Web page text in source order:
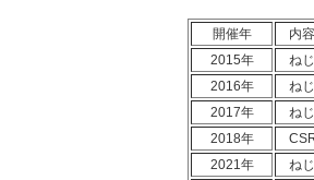
開催年
内容
2015年
ねじ
2016年
ねじ
2017年
ね
2018年
2021年
ねじ